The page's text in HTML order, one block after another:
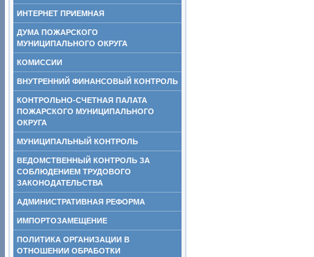
ИНТЕРНЕТ ПРИЕМНАЯ
ДУМА ПОЖАРСКОГО
МУНИЦИПАЛЬНОГО ОКРУГА
КОМИССИИ
ВНУТРЕННИЙ ФИНАНСОВЫЙ КОНТРОЛЬ
КОНТРОЛЬНО-СЧЕТНАЯ ПАЛАТА
ПОЖАРСКОГО МУНИЦИПАЛЬНОГО
ОКРУГА
МУНИЦИПАЛЬНЫЙ КОНТРОЛЬ
ВЕДОМСТВЕННЫЙ КОНТРОЛЬ ЗА
СОБЛЮДЕНИЕМ ТРУДОВОГО
ЗАКОНОДАТЕЛЬСТВА
АДМИНИСТРАТИВНАЯ РЕФОРМА
ИМПОРТОЗАМЕЩЕНИЕ
ПОЛИТИКА ОРГАНИЗАЦИИ В
ОТНОШЕНИИ ОБРАБОТКИ